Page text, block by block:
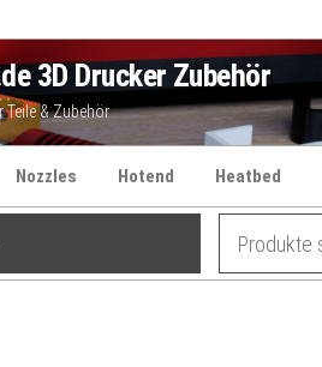
3D Drucker Zubehör
Teile & Zubehör
Nozzles Hotend Heatbed